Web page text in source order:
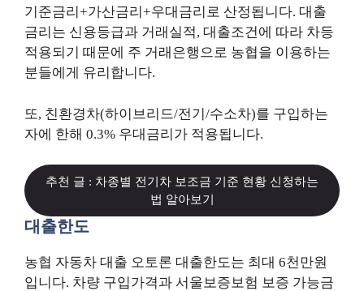
기준금리+가산금리+우대금리로 산정됩니다. 대출
금리는 신용등급과 거래실적, 대출조건에 따라 차등
적용되기 때문에 주 거래은행으로 농협을 이용하는
분들에게 유리합니다.
또, 친환경차(하이브리드/전기/수소차)를 구입하는
자에 한해 0.3% 우대금리가 적용됩니다.
추천 글 : 차종별 전기차 보조금 기준 현황 신청하는
법 알아보기
대출한도
농협 자동차 대출 오토론 대출한도는 최대 6천만원
입니다. 차량 구입가격과 서울보증보험 보증 가능금